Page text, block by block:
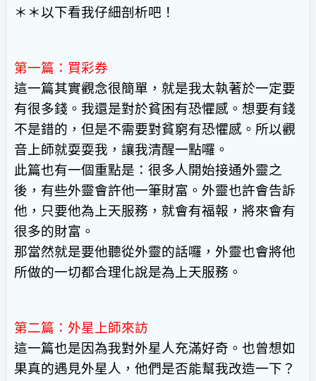
＊＊以下看我仔細剖析吧！
第一篇：買彩券
這一篇其實觀念很簡單，就是我太執著於一定要
有很多錢。我還是對於貧困有恐懼感。想要有錢
不是錯的，但是不需要對貧窮有恐懼感。所以觀
音上師就耍耍我，讓我清醒一點囉。
此篇也有一個重點是：很多人開始接通外靈之
後，有些外靈會許他一筆財富。外靈也許會告訴
他，只要他為上天服務，就會有福報，將來會有
很多的財富。
那當然就是要他聽從外靈的話囉，外靈也會將他
所做的一切都合理化說是為上天服務。
第二篇：外星上師來訪
這一篇也是因為我對外星人充滿好奇。也曾想如
果真的遇見外星人，他們是否能幫我改造一下？